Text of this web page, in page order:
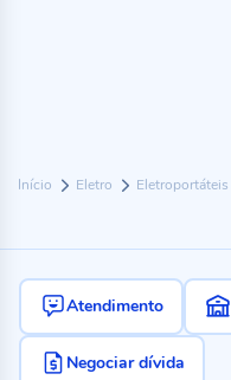
Início Eletro Eletroportáteis
Atendimento
Negociar dívida